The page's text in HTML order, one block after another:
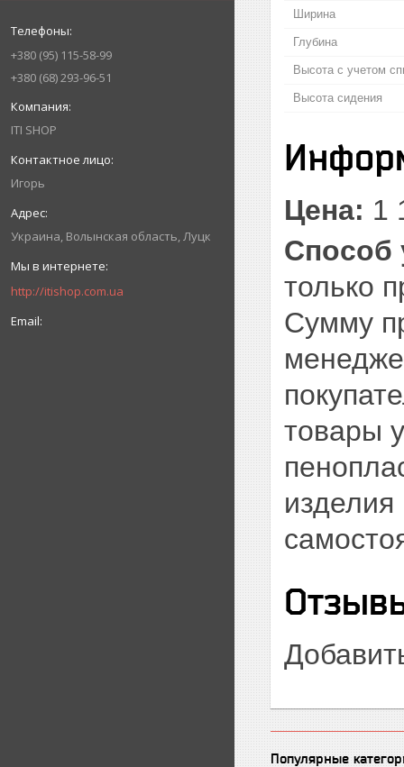
+380 95 115-58-99
+380 68 293-96-51
ITI SHOP
Игорь
Украина Волынская область Луцк
http://itishop.com.ua
Ширина
Глубина
Высота с учетом
Высота сидения
Цена: 1
Способ
только
Сумму
товары
изделия
Популярные